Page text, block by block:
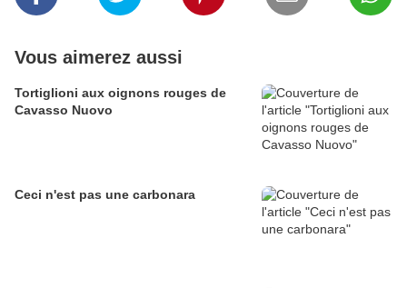
Vous aimerez aussi
Tortiglioni aux oignons rouges de
Cavasso Nuovo
Ceci n'est pas une carbonara